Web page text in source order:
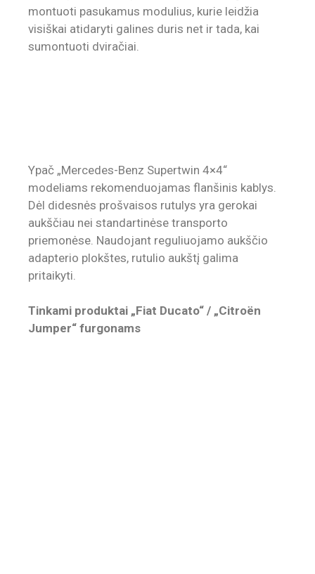
montuoti pasukamus modulius, kurie leidžia
visiškai atidaryti galines duris net ir tada, kai
sumontuoti dviračiai.
Ypač „Mercedes-Benz Supertwin 4×4“
modeliams rekomenduojamas flanšinis kablys.
Dėl didesnės prošvaisos rutulys yra gerokai
aukščiau nei standartinėse transporto
priemonėse. Naudojant reguliuojamo aukščio
adapterio plokštes, rutulio aukštį galima
pritaikyti.
Tinkami produktai „Fiat Ducato“ / „Citroën
Jumper“ furgonams